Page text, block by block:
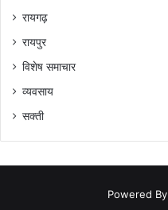
रायगढ़
रायपुर
विशेष समाचार
व्यवसाय
सक्ती
Powered By